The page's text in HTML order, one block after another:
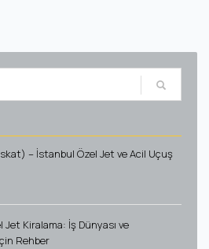
– İstanbul Özel Jet ve Acil Uçuş
Jet Kiralama: İş Dünyası ve
Rehber